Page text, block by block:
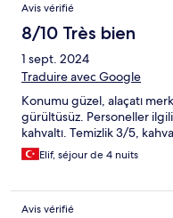
Avis vérifié
8/10 Très bien
1 sept. 2024
Traduire avec Google
Konumu güzel, alaçatı
gürültüsüz. Personeller
kahvaltı. Temizlik 3/5,
Elif, séjour de 4 nuits
Avis vérifié